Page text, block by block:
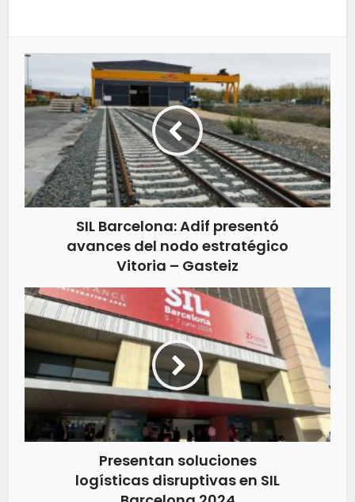
SIL Barcelona: Adif presentó
avances del nodo estratégico
Vitoria – Gasteiz
Presentan soluciones
logísticas disruptivas en SIL